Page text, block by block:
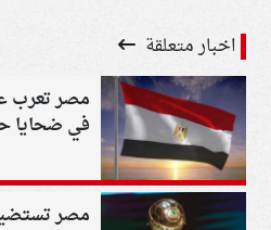
اخبار متعلقة
مصر تعرب
في ضحايا